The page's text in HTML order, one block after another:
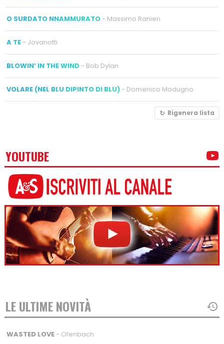
O SURDATO NNAMMURATO- Massimo Ranieri
A TE- Jovanotti
BLOWIN’ IN THE WIND- Bob Dylan
VOLARE (NEL BLU DIPINTO DI BLU)- Domenico Modugno
Rigenera lista
YOUTUBE
LE ULTIME NOVITÀ
WASTED LOVE- Ofenbach